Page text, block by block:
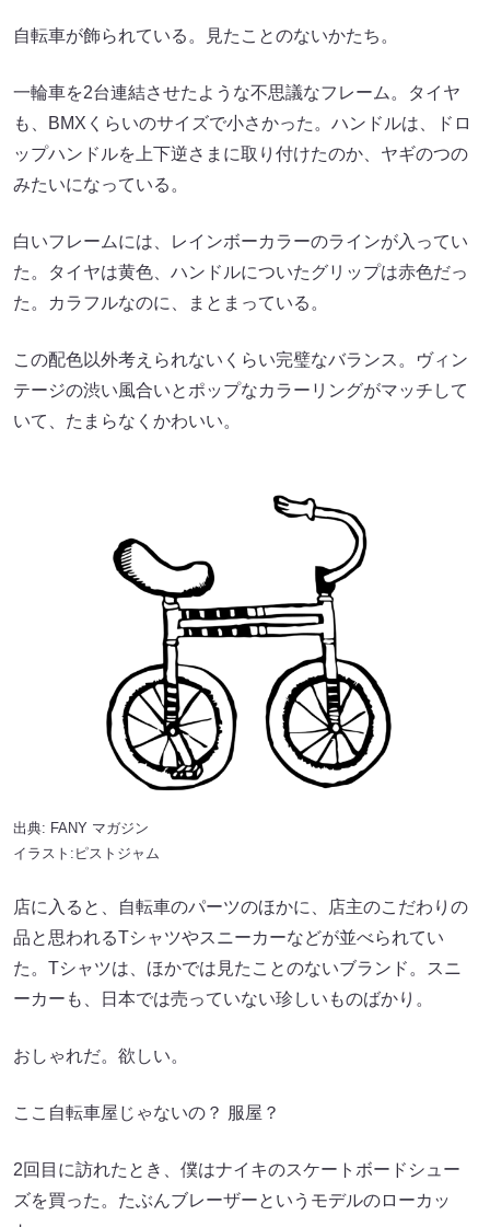
自転車が飾られている。見たことのないかたち。
一輪車を2台連結させたような不思議なフレーム。タイヤ
も、BMXくらいのサイズで小さかった。ハンドルは、ドロ
ップハンドルを上下逆さまに取り付けたのか、ヤギのつの
みたいになっている。
白いフレームには、レインボーカラーのラインが入ってい
た。タイヤは黄色、ハンドルについたグリップは赤色だっ
た。カラフルなのに、まとまっている。
この配色以外考えられないくらい完璧なバランス。ヴィン
テージの渋い風合いとポップなカラーリングがマッチして
いて、たまらなくかわいい。
出典: FANY マガジン
イラスト:ピストジャム
店に入ると、自転車のパーツのほかに、店主のこだわりの
品と思われるTシャツやスニーカーなどが並べられてい
た。Tシャツは、ほかでは見たことのないブランド。スニ
ーカーも、日本では売っていない珍しいものばかり。
おしゃれだ。欲しい。
ここ自転車屋じゃないの？ 服屋？
2回目に訪れたとき、僕はナイキのスケートボードシュー
ズを買った。たぶんブレーザーというモデルのローカッ